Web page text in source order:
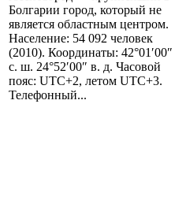
Болгарии город, который не
является областным центром.
Население: 54 092 человек
(2010). Координаты: 42°01′00″
с. ш. 24°52′00″ в. д. Часовой
пояс: UTC+2, летом UTC+3.
Телефонный...